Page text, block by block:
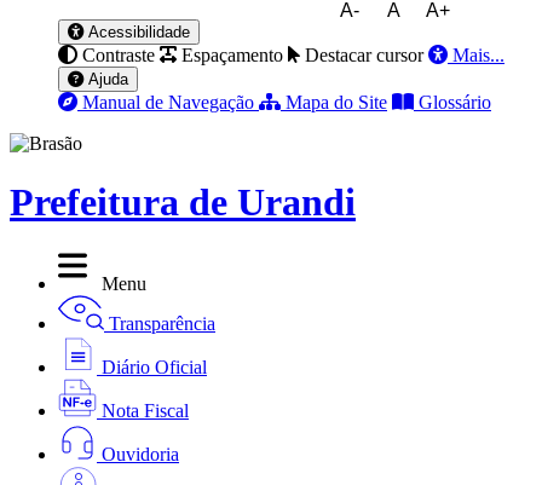
A- A A+
Acessibilidade
Contraste Espaçamento Destacar cursor Mais...
Ajuda
Manual de Navegação Mapa do Site Glossário
Prefeitura de Urandi
Menu
Transparência
Diário Oficial
Nota Fiscal
Ouvidoria